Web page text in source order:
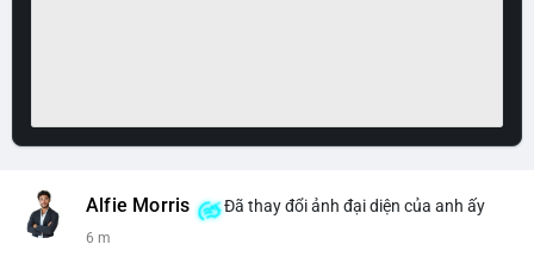
Alfie Morris Đã thay đổi ảnh đại diện của anh ấy
6 m